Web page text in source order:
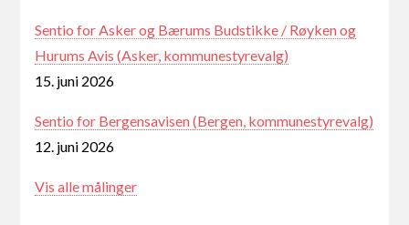
Sentio for Asker og Bærums Budstikke / Røyken og
Hurums Avis (Asker, kommunestyrevalg)
15. juni 2026
Sentio for Bergensavisen (Bergen, kommunestyrevalg)
12. juni 2026
Vis alle målinger